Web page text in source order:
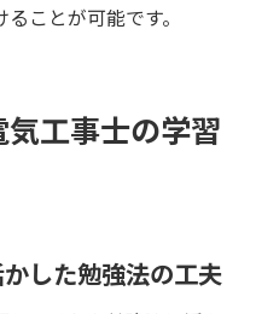
ことが可能です。
工事士の学習
した勉強法の工夫